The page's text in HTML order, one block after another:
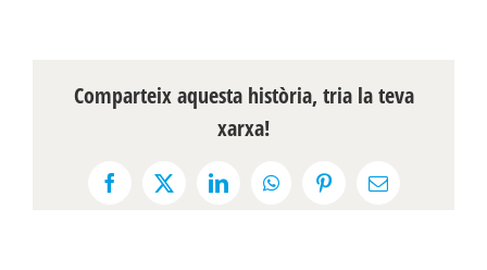
Comparteix aquesta història, tria la teva
xarxa!
Facebook
X LinkedInWhatsAppPinterestEmail: